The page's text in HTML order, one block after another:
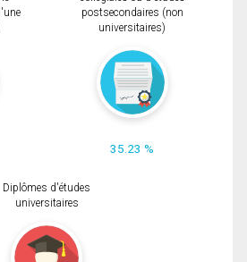
postsecondaires (non
universitaires)
35.23 %
Diplômes d'études
universitaires